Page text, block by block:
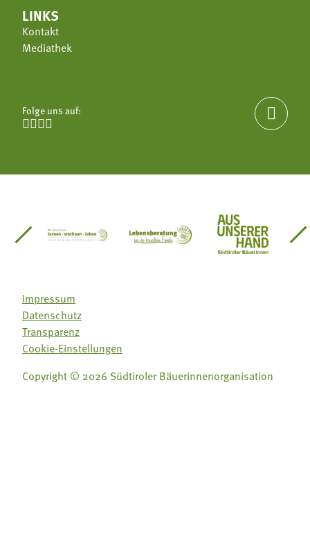
LINKS
Kontakt
Mediathek
Folge uns auf:


Südtirol
Gärtnervereinigung
Sozialgenossenschaft Mit Bäuerinnen lernen -
Lebensberatung für dieAus unserer
Impressum
Datenschutz
Transparenz
Cookie-Einstellungen
Copyright © 2026 Südtiroler Bäuerinnenorganisation